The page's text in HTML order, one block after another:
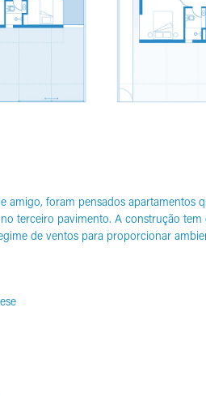
amigo, foram pensados apartamentos
terceiro pavimento. A construção
de ventos para proporcionar